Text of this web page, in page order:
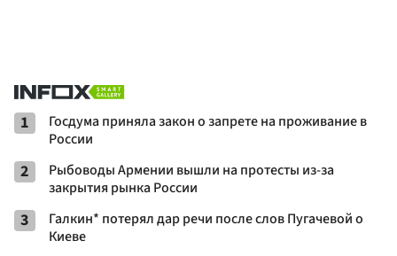
1
Госдума приняла закон о запрете на проживание в
России
2
Рыбоводы Армении вышли на протесты из-за
закрытия рынка России
3
Галкин* потерял дар речи после слов Пугачевой о
Киеве